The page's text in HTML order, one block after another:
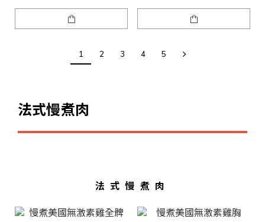
1 2 3 4 5
法式慢煮肉
法式慢煮肉